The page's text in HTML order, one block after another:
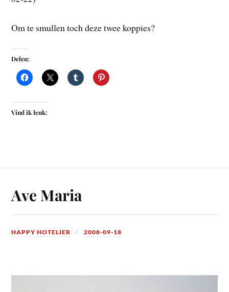
Om te smullen toch deze twee koppies?
Delen:
Vind ik leuk:
Ave Maria
HAPPY HOTELIER 2008-09-18